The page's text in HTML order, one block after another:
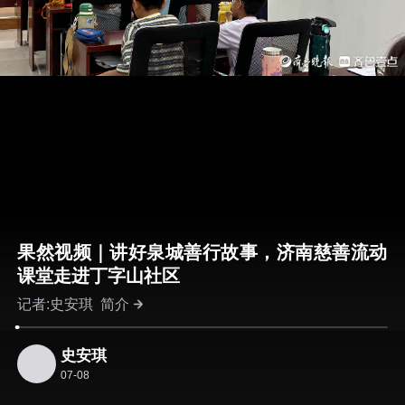
果然视频｜讲好泉城善行故事，济南慈善流动
课堂走进丁字山社区
记者:史安琪简介
史安琪
07-08